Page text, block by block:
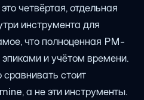
четвёртая, отдельная
инструмента для
что полноценная PM-
и учётом времени.
стоит
а не эти инструменты.